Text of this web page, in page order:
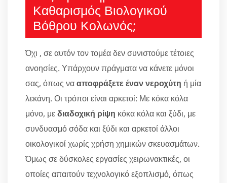
Καθαρισμός Βιολογικού
Βόθρου Κολωνός;
Όχι , σε αυτόν τον τομέα δεν συνιστούμε τέτοιες
ανοησίες. Υπάρχουν πράγματα να κάνετε μόνοι
σας, όπως νααποφράξετε έναν νεροχύτη ή μία
λεκάνη. Οι τρόποι είναι αρκετοί: Με κόκα κόλα
μόνο, μεδιαδοχική ρίψη κόκα κόλα και ξύδι, με
συνδυασμό σόδα και ξύδι και αρκετοί άλλοι
οικολογικοί χωρίς χρήση χημικών σκευασμάτων.
Όμως σε δύσκολες εργασίες χειρωνακτικές, οι
οποίες απαιτούν τεχνολογικό εξοπλισμό, όπως